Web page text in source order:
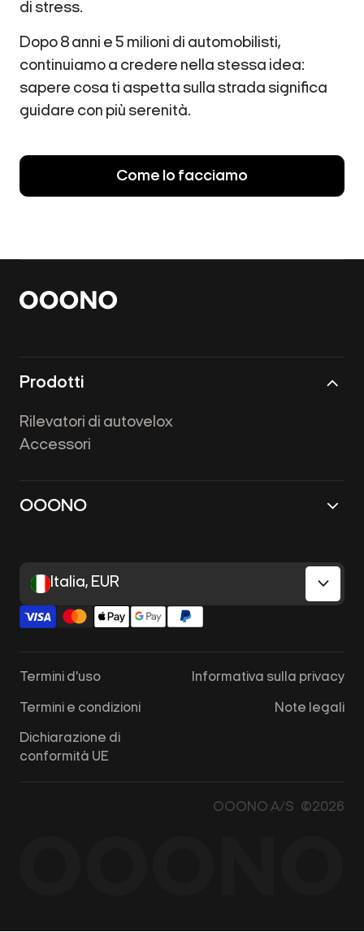
di stress.
Dopo 8 anni e 5 milioni di automobilisti,
continuiamo a credere nella stessa idea:
sapere cosa ti aspetta sulla strada significa
guidare con più serenità.
Come lo facciamo
Prodotti
Rilevatori di autovelox
Accessori
OOONO
Italia, EUR
Termini d'uso Informativa sulla privacy
Termini e condizioni Note legali
Dichiarazione di
conformità UE
OOONO A/S ©2026